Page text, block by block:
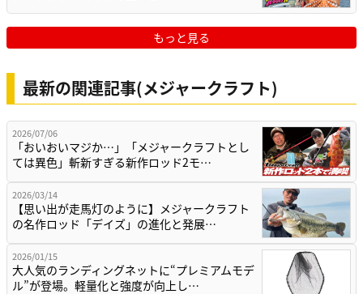
もっと見る
最新の関連記事(メジャークラフト)
2026/07/06
「おいおいマジか…」「メジャークラフトとし
ては異色」斬新すぎる新作ロッド2モ…
2026/03/14
【思い出が走馬灯のように】メジャークラフト
の名作ロッド「デイズ」の進化と発展…
2026/01/15
大人気のランディングネットに“プレミアムモデ
ル”が登場。軽量化と強度が向上し…